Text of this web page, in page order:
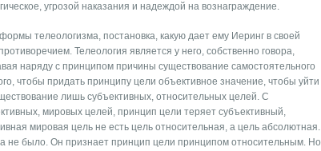
угрозой наказания и надеждой на вознаграждение.
телеологизма, постановка, какую дает ему Иеринг в своей
Телеология является у него, собственно говора,
наряду с принципом причины существование самостоятельного
чтобы придать принципу цели объективное значение, чтобы уйти
лишь субъективных, относительных целей. С
мировых целей, принцип цели теряет субъективный,
мировая цель не есть цель относительная, а цель абсолютная.
не было. Он признает принцип цели принципом относительным. Но